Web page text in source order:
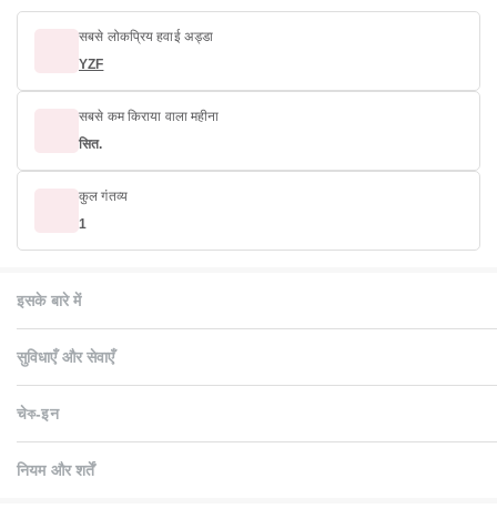
सबसे लोकप्रिय हवाई अड्डा
YZF
सबसे कम किराया वाला महीना
सित.
कुल गंतव्य
1
इसके बारे में
सुविधाएँ और सेवाएँ
चेক-इन
नियम और शर्तें